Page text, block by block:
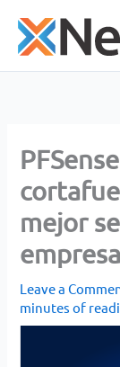
content
mejor
Leave a
minutes of